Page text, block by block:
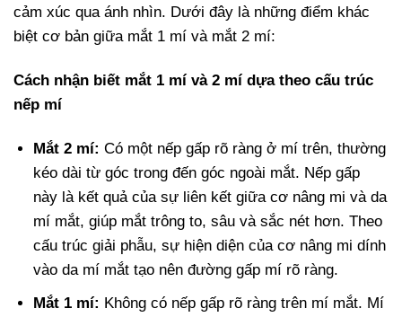
cảm xúc qua ánh nhìn. Dưới đây là những điểm khác
biệt cơ bản giữa mắt 1 mí và mắt 2 mí:
Cách nhận biết mắt 1 mí và 2 mí dựa theo cấu trúc
nếp mí
Mắt 2 mí: Có một nếp gấp rõ ràng ở mí trên, thường
kéo dài từ góc trong đến góc ngoài mắt. Nếp gấp
này là kết quả của sự liên kết giữa cơ nâng mi và da
mí mắt, giúp mắt trông to, sâu và sắc nét hơn. Theo
cấu trúc giải phẫu, sự hiện diện của cơ nâng mi dính
vào da mí mắt tạo nên đường gấp mí rõ ràng.
Mắt 1 mí: Không có nếp gấp rõ ràng trên mí mắt. Mí